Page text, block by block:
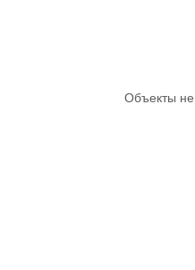
Объекты